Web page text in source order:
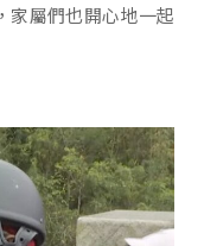
家屬們也開心地一起